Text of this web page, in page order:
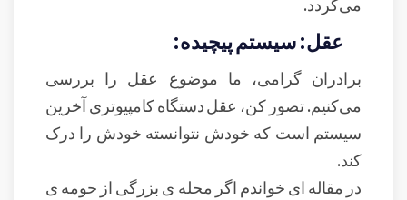
عقل: سیستم پیچیده:
برادران گرامی، ما موضوع عقل را بررسی
می‌کنیم. تصور کن، عقل دستگاه کامپیوتری آخرین
سیستم است که خودش نتوانسته خودش را درک
کند.
در مقاله ای خواندم اگر محله ی بزرگی از حومه ی